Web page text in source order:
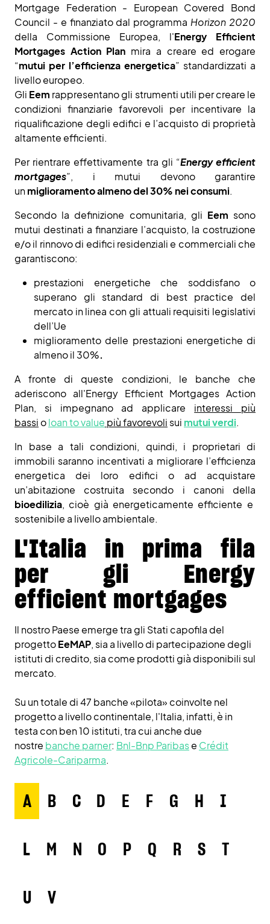
Mortgage Federation - European Covered Bond
Council - e finanziato dal programma Horizon 2020
della Commissione Europea, l'Energy Efficient
Mortgages Action Plan mira a creare ed erogare
“mutui per l’efficienza energetica” standardizzati a
livello europeo.
Gli Eem rappresentano gli strumenti utili per creare le
condizioni finanziarie favorevoli per incentivare la
riqualificazione degli edifici e l’acquisto di proprietà
altamente efficienti.
Per rientrare effettivamente tra gli “Energy efficient
mortgages”, i mutui devono garantire
unmiglioramento almeno del 30% nei consumi.
Secondo la definizione comunitaria, gli Eem sono
mutui destinati a finanziare l’acquisto, la costruzione
e/o il rinnovo di edifici residenziali e commerciali che
garantiscono:
prestazioni energetiche che soddisfano o
superano gli standard di best practice del
mercato in linea con gli attuali requisiti legislativi
dell’Ue
miglioramento delle prestazioni energetiche di
almeno il 30%.
A fronte di queste condizioni, le banche che
aderiscono all'Energy Efficient Mortgages Action
Plan, si impegnano ad applicare interessi più
bassioloan to value più favorevolisui mutui verdi.
In base a tali condizioni, quindi, i proprietari di
immobili saranno incentivati a migliorare l’efficienza
energetica dei loro edifici o
ad acquistare
un’abitazione costruita secondo i canoni della
bioedilizia, cioè già energeticamente efficiente e
sostenibile a livello ambientale.
L'Italia in prima fila
per gli Energy
efficient mortgages
Il nostro Paese emerge tra gli Stati capofila del
progettoEeMAP, sia a livello di partecipazione degli
istituti di credito, sia come prodotti già disponibili sul
mercato.
Su un totale di 47 banche «pilota» coinvolte nel
progetto a livello continentale, l'Italia, infatti, è in
testa con ben 10 istituti, tra cui anche due
nostre banche parner: Bnl-Bnp Paribase Crédit
Agricole-Cariparma.
A B C D E F G H I
L M N O P Q R S T
U V